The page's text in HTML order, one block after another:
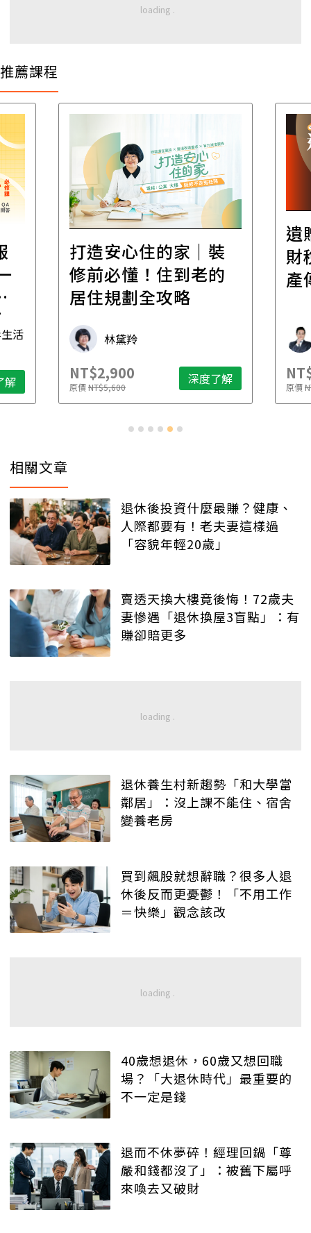
推薦課程
活
解
打造安心住的家｜裝
修前必懂！住到老的
居住規劃全攻略
林黛羚
NT$2,900
原價NT$5,600 深度了解
遺
財
產
原價
相關文章
退休後投資什麼最賺？健康、
人際都要有！老夫妻這樣過
「容貌年輕20歲」
賣透天換大樓竟後悔！72歲夫
妻慘遇「退休換屋3盲點」：有
賺卻賠更多
退休養生村新趨勢「和大學當
鄰居」：沒上課不能住、宿舍
變養老房
買到飆股就想辭職？很多人退
休後反而更憂鬱！「不用工作
＝快樂」觀念該改
40歲想退休，60歲又想回職
場？「大退休時代」最重要的
不一定是錢
退而不休夢碎！經理回鍋「尊
嚴和錢都沒了」：被舊下屬呼
來喚去又破財